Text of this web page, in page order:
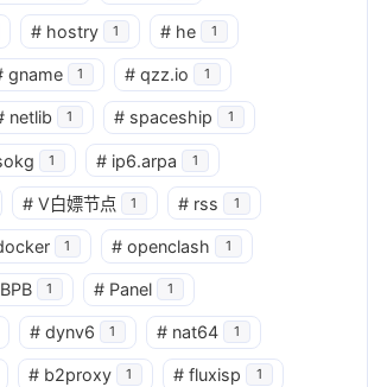
# hostry 1 # he 1
gname 1 # qzz.io 1
netlib 1 # spaceship 1
1 # ip6.arpa 1
# V白嫖节点 1 # rss 1
1 # openclash 1
BPB 1 # Panel 1
# dynv6 1 # nat64 1
# b2proxy 1 # fluxisp 1